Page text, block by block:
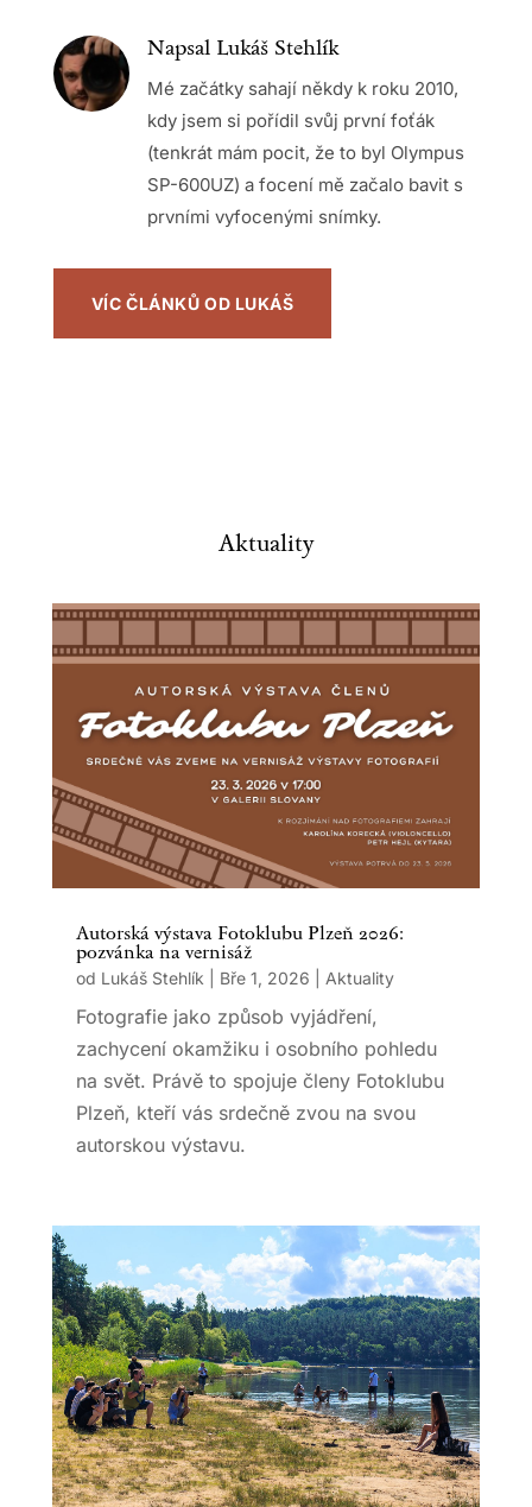
Napsal Lukáš Stehlík
Mé začátky sahají někdy k roku 2010,
kdy jsem si pořídil svůj první foťák
(tenkrát mám pocit, že to byl Olympus
SP-600UZ) a focení mě začalo bavit s
prvními vyfocenými snímky.
VÍC ČLÁNKŮ OD LUKÁŠ
Aktuality
Autorská výstava Fotoklubu Plzeň 2026:
pozvánka na vernisáž
od Lukáš Stehlík Bře 1, 2026 Aktuality
Fotografie jako způsob vyjádření,
zachycení okamžiku i osobního pohledu
na svět. Právě to spojuje členy Fotoklubu
Plzeň, kteří vás srdečně zvou na svou
autorskou výstavu.